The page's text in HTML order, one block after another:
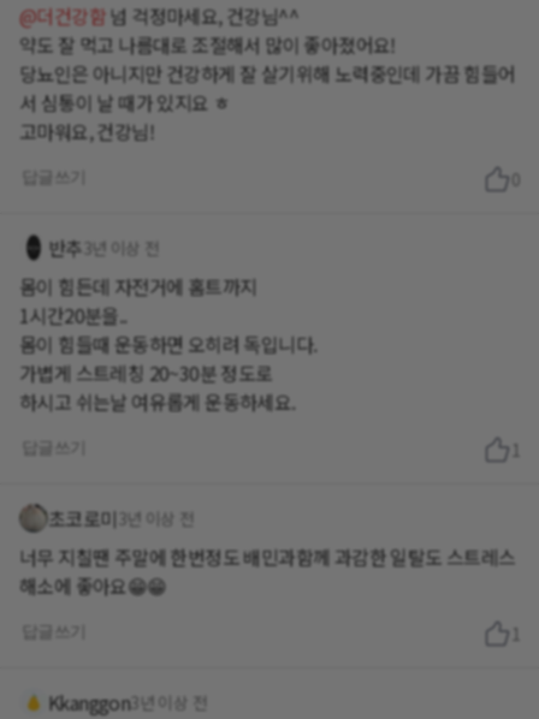
@더건강함넘 걱정마세요, 건강님^^
약도 잘 먹고 나름대로 조절해서 많이 좋아졌어요!
당뇨인은 아니지만 건강하게 잘 살기위해 노력중인데 가끔 힘들어
서 심통이 날 때가 있지요 ㅎ
고마워요, 건강님!
반추 3년 이상 전
몸이 힘든데 자전거에 홈트까지
1시간20분을..
몸이 힘들때 운동하면 오히려 독입니다.
가볍게 스트레칭 20~30분 정도로
하시고 쉬는날 여유롭게 운동하세요.
1
초코로미 3년 이상 전
너무 지칠땐 주말에 한번정도 배민과함께 과감한 일탈도 스트레스
해소에 좋아요😁😁
1
Kkanggon3년 이상 전